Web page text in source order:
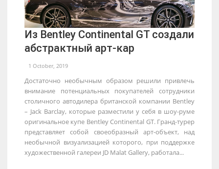
Из Bentley Continental GT создали
абстрактный арт-кар
1 October, 2019
Достаточно необычным образом решили привлечь
внимание потенциальных покупателей сотрудники
столичного автодилера британской компании Bentley
– Jack Barclay, которые разместили у себя в шоу-руме
оригинальное купе Bentley Continental GT. Гранд-турер
представляет собой своеобразный арт-объект, над
необычной визуализацией которого, при поддержке
художественной галереи JD Malat Gallery, работала...